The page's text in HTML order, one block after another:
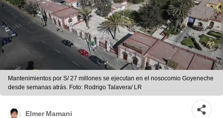
Mantenimientos por S/ 27 millones se ejecutan en el nosocomio Goyeneche
desde semanas atrás. Foto: Rodrigo Talavera/ LR
Elmer Mamani